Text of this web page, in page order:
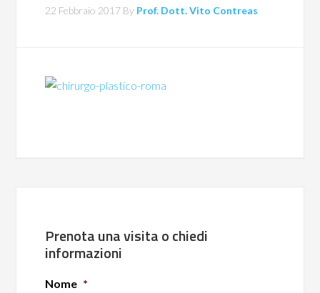
22 Febbraio 2017 By Prof. Dott. Vito Contreas
Prenota una visita o chiedi
informazioni
Nome *